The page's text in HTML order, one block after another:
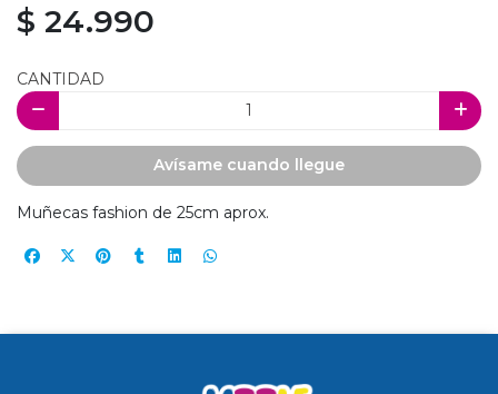
$ 24.990
CANTIDAD
Avísame cuando llegue
Muñecas fashion de 25cm aprox.